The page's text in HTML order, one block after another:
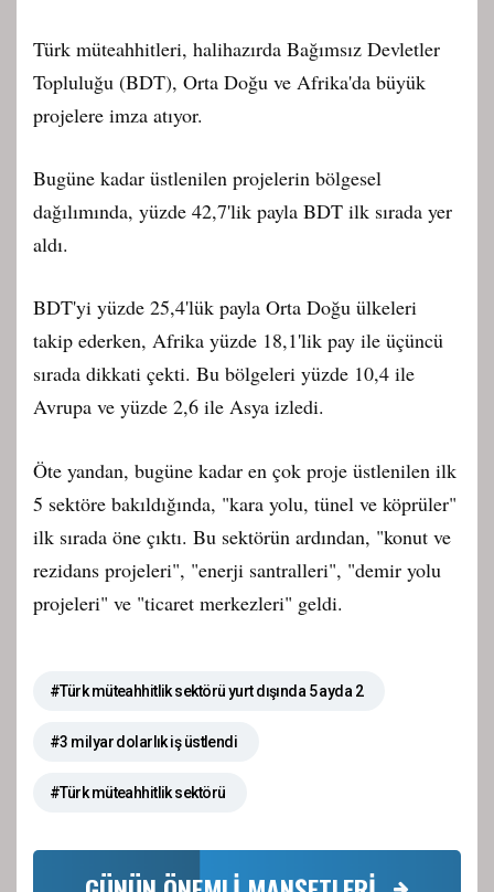
Türk müteahhitleri, halihazırda Bağımsız Devletler
Topluluğu (BDT), Orta Doğu ve Afrika'da büyük
projelere imza atıyor.
Bugüne kadar üstlenilen projelerin bölgesel
dağılımında, yüzde 42,7'lik payla BDT ilk sırada yer
aldı.
BDT'yi yüzde 25,4'lük payla Orta Doğu ülkeleri
takip ederken, Afrika yüzde 18,1'lik pay ile üçüncü
sırada dikkati çekti. Bu bölgeleri yüzde 10,4 ile
Avrupa ve yüzde 2,6 ile Asya izledi.
Öte yandan, bugüne kadar en çok proje üstlenilen ilk
5 sektöre bakıldığında, "kara yolu, tünel ve köprüler"
ilk sırada öne çıktı. Bu sektörün ardından, "konut ve
rezidans projeleri", "enerji santralleri", "demir yolu
projeleri" ve "ticaret merkezleri" geldi.
#Türk müteahhitlik sektörü yurt dışında 5 ayda 2
#3 milyar dolarlık iş üstlendi
#Türk müteahhitlik sektörü